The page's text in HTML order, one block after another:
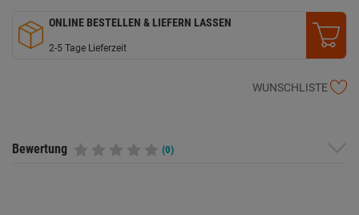
ONLINE BESTELLEN & LIEFERN LASSEN
2-5 Tage Lieferzeit
WUNSCHLISTE
Bewertung (0)